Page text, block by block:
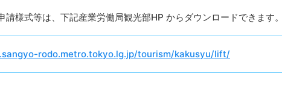
請様式等は、下記産業労働局観光部HP からダウンロードできます。
rodo.metro.tokyo.lg.jp/tourism/kakusyu/lift/